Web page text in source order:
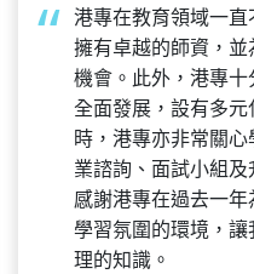
港專在教育領域一
擁有卓越的師資，
機會。此外，港專
全面發展，設有多
時，港專亦非常關
業諮詢、面試小組
感謝港專在過去一
學習氛圍的環境，
理的知識。